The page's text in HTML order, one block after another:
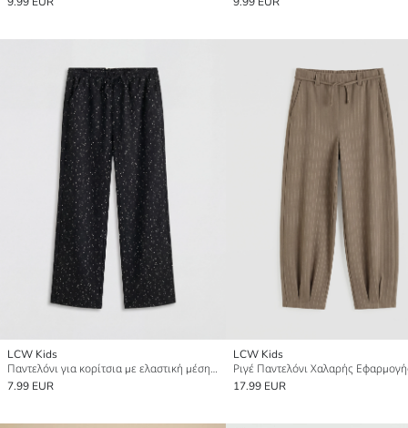
LCW Kids
Παντελόνι για κορίτσια με ελαστική μέση και φαρδύ πόδι
7.99 EUR
LCW Kids
17.99 EUR